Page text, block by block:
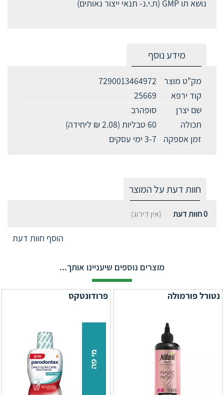
נושא תו GMP (ת.י.נ- תנאי ייצור נאותים)
מידע נוסף
מק"ט מוצר
7290013464972
קוד ירפא
25669
שם יצרן
סופהרב
תכולה
60 טבליות (2.08 ₪ ליחידה)
זמן אספקה
3-7 ימי עסקים
חוות דעת על המוצר
0חוות דעת (אין דירוג)
הוסף חוות דעת
מוצרים נוספים שיעניינו אותך...
נטורל פורמולה פרודונטקס